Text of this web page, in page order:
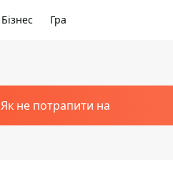
Бізнес Гра
Як не потрапити на